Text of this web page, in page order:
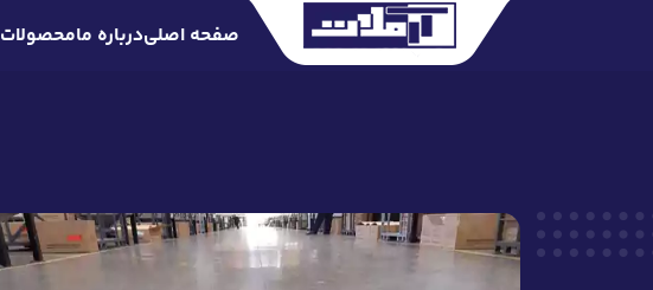
صفحه اصلیدرباره مامحصولات